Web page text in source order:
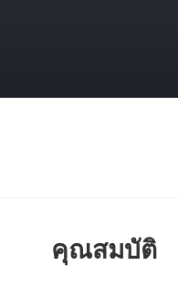
คุณสมบัติ